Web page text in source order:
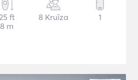
ft
8 m
8 Kruīza 1